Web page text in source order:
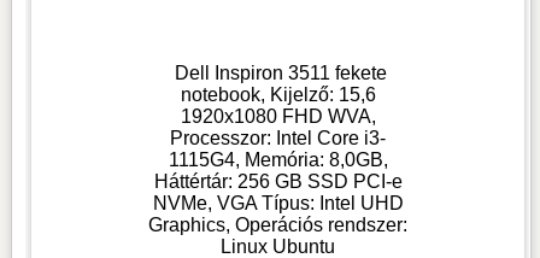
Dell Inspiron 3511 fekete
notebook, Kijelző: 15,6
1920x1080 FHD WVA,
Processzor: Intel Core i3-
1115G4, Memória: 8,0GB,
Háttértár: 256 GB SSD PCI-e
NVMe, VGA Típus: Intel UHD
Graphics, Operációs rendszer:
Linux Ubuntu